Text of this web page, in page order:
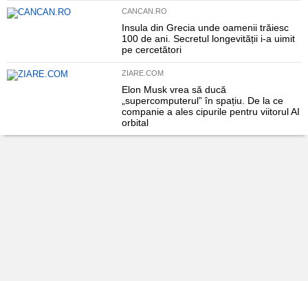
CANCAN.RO
Insula din Grecia unde oamenii trăiesc
100 de ani. Secretul longevității i-a uimit
pe cercetători
ZIARE.COM
Elon Musk vrea să ducă
„supercomputerul” în spațiu. De la ce
companie a ales cipurile pentru viitorul AI
orbital